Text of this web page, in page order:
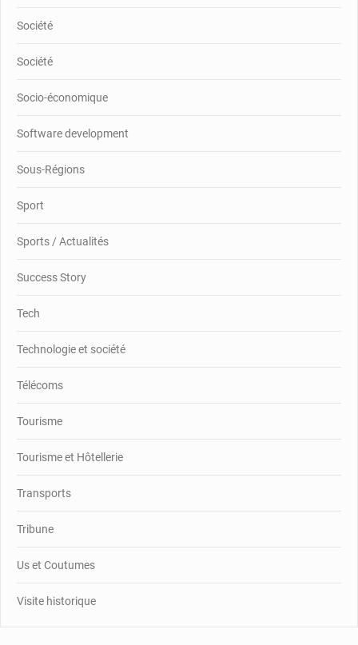
Société
Société
Socio-économique
Software development
Sous-Régions
Sport
Sports / Actualités
Success Story
Tech
Technologie et société
Télécoms
Tourisme
Tourisme et Hôtellerie
Transports
Tribune
Us et Coutumes
Visite historique